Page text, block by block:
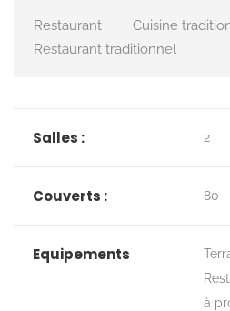
Restaurant
Cuisine
Restaurant traditionnel
Salles : 2
Couverts : 80
Equipements
à